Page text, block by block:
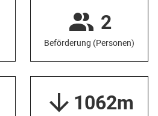
2
Beförderung (Personen)
1062m